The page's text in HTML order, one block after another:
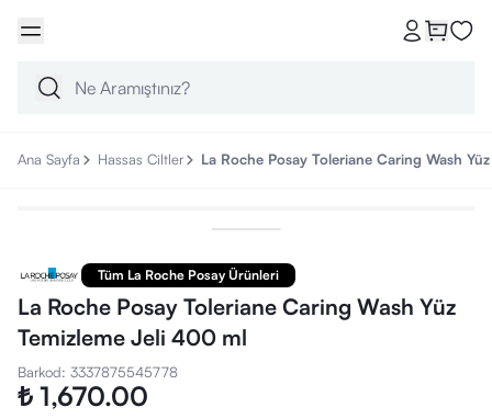
Ana Sayfa Hassas Ciltler La Roche Posay Toleriane Caring Wash
Tüm La Roche Posay Ürünleri
La Roche Posay Toleriane Caring Wash Yüz
Temizleme Jeli 400 ml
Barkod: 3337875545778
₺ 1,670.00